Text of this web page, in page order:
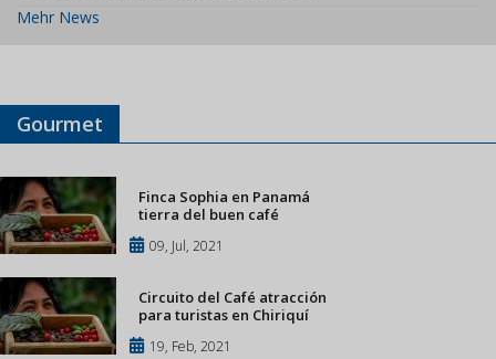
Mehr News
Gourmet
Finca Sophia en Panamá
tierra del buen café
09, Jul, 2021
Circuito del Café atracción
para turistas en Chiriquí
19, Feb, 2021